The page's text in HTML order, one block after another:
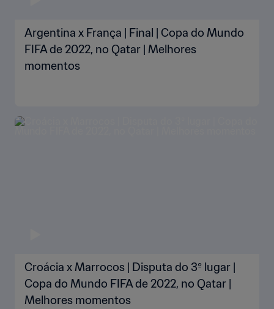
Argentina x França | Final | Copa do Mundo
FIFA de 2022, no Qatar | Melhores
momentos
Croácia x Marrocos | Disputa do 3º lugar |
Copa do Mundo FIFA de 2022, no Qatar |
Melhores momentos